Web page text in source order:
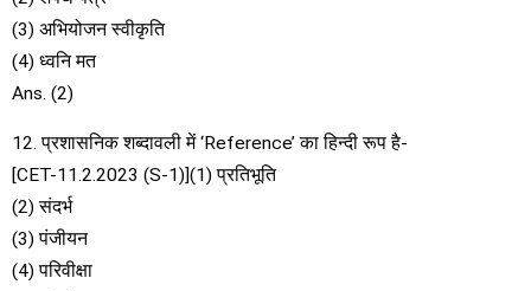
(3) अभियोजन स्वीकृति
(4) ध्वनि मत
Ans. (2)
12. प्रशासनिक शब्दावली में ‘Reference’ का हिन्दी रूप है-
[CET-11.2.2023 (S-1)](1) प्रतिभूति
(2) संदर्भ
(3) पंजीयन
(4) परिवीक्षा